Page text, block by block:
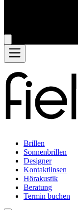
Brillen
Sonnenbrillen
Designer
Kontaktlinsen
Hörakustik
Beratung
Termin buchen